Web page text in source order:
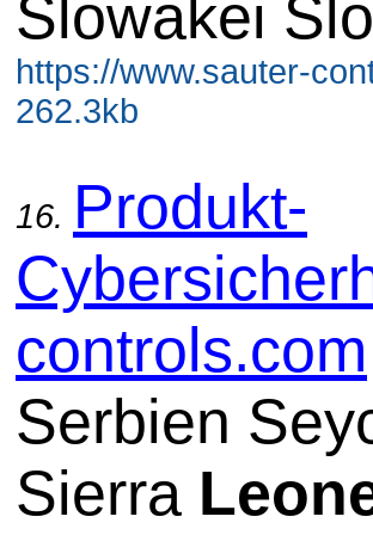
Slowakei
https://www.sauter-
262.3kb
16. Produkt-
controls.com
Serbien
Sierra